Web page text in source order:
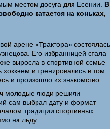
местом досуга для Есении. В
катается на коньках,
арене «Трактора» состоялась
Его избранницей стала
выросла в спортивной семье
и тренировались в том
и произошло их знакомство.
молодые люди решили
сам выбрал дату и формат
традиции спортивных
на льду.